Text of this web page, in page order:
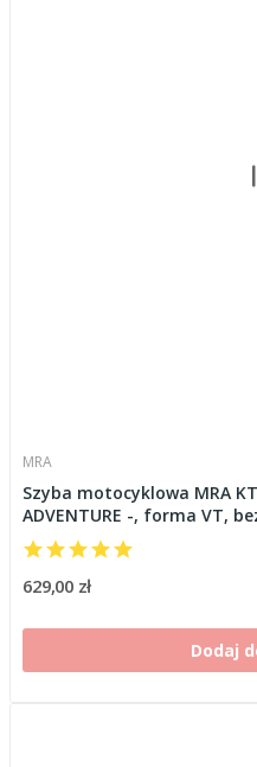
MRA
Szyba motocyklowa MRA
ADVENTURE -, forma VT,
629,00 zł
Dodaj